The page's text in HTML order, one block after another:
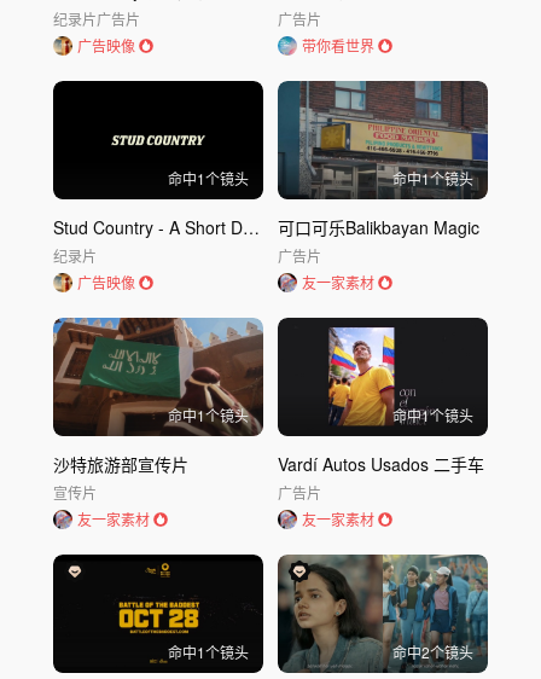
纪录片广告片
广告映像
广告片
带你看世界
命中1个镜头
Stud Country - A Short Documentary-Stud
纪录片
广告映像
命中1个镜头
可口可乐Balikbayan Magic
广告片
友一家素材
命中1个镜头
沙特旅游部宣传片
宣传片
友一家素材
命中1个镜头
Vardí Autos Usados 二手车
广告片
友一家素材
命中1个镜头 命中2个镜头